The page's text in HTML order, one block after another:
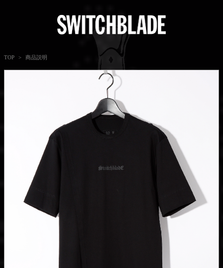
TOP 商品説明